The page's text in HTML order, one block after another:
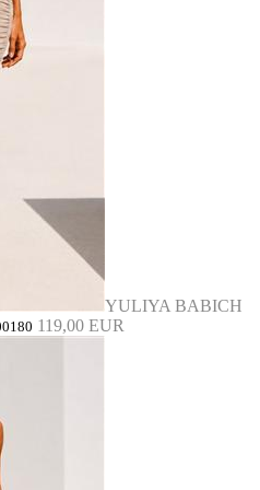
YULIYA BABICH
119,00 EUR